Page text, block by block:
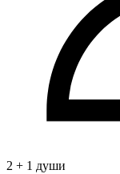
2 + 1 души